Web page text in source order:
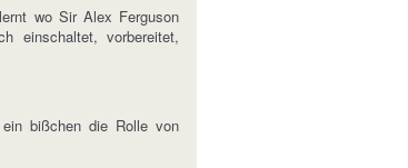
wo Sir Alex Ferguson
einschaltet, vorbereitet,
bißchen die Rolle von